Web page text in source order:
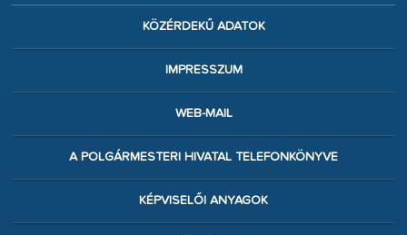
KÖZÉRDEKŰ ADATOK
IMPRESSZUM
WEB-MAIL
A POLGÁRMESTERI HIVATAL TELEFONKÖNYVE
KÉPVISELŐI ANYAGOK